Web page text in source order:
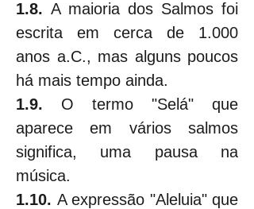
1.8. A maioria dos Salmos foi
escrita em cerca de 1.000
anos a.C., mas alguns poucos
há mais tempo ainda.
1.9. O termo "Selá" que
aparece em vários salmos
significa, uma pausa na
música.
1.10. A expressão "Aleluia" que